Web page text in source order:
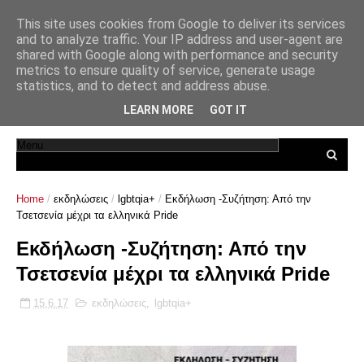
Home / εκδηλώσεις / lgbtqia+ / Εκδήλωση -Συζήτηση: Από την
Τσετσενία μέχρι τα ελληνικά Pride
Εκδήλωση -Συζήτηση: Από την
Τσετσενία μέχρι τα ελληνικά Pride
15.6.17 εκδηλώσεις, lgbtqia+
This site uses cookies from Google to deliver its services
and to analyze traffic. Your IP address and user-agent are
shared with Google along with performance and security
metrics to ensure quality of service, generate usage
statistics, and to detect and address abuse.
LEARN MORE GOT IT